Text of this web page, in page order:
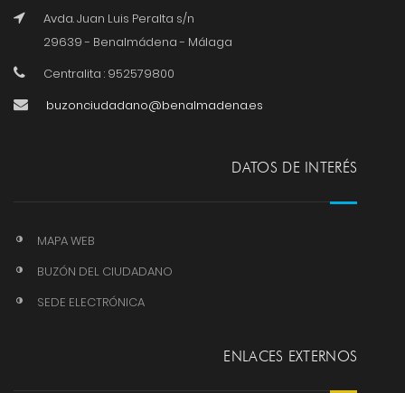
Avda. Juan Luis Peralta s/n
29639 - Benalmádena - Málaga
Centralita : 952579800
buzonciudadano@benalmadena.es
DATOS DE INTERÉS
MAPA WEB
BUZÓN DEL CIUDADANO
SEDE ELECTRÓNICA
ENLACES EXTERNOS